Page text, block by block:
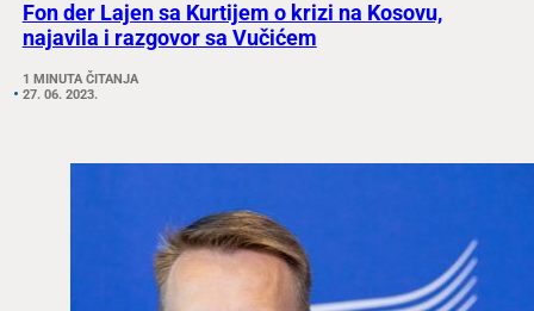
Fon der Lajen sa Kurtijem o krizi na Kosovu,
najavila i razgovor sa Vučićem
1 MINUTA ČITANJA
27. 06. 2023.